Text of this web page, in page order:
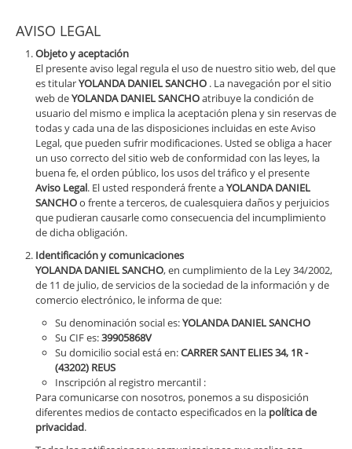
AVISO LEGAL
Objeto y aceptación
El presente aviso legal regula el uso de nuestro sitio web, del que
es titularYOLANDA DANIEL SANCHO . La navegación por el sitio
web deYOLANDA DANIEL SANCHOatribuye la condición de
usuario del mismo e implica la aceptación plena y sin reservas de
todas y cada una de las disposiciones incluidas en este Aviso
Legal, que pueden sufrir modificaciones. Usted se obliga a hacer
un uso correcto del sitio web de conformidad con las leyes, la
buena fe, el orden público, los usos del tráfico y el presente
Aviso Legal. El usted responderá frente aYOLANDA DANIEL
SANCHOo frente a terceros, de cualesquiera daños y perjuicios
que pudieran causarle como consecuencia del incumplimiento
de dicha obligación.
Identificación y comunicaciones
YOLANDA DANIEL SANCHO, en cumplimiento de la Ley 34/2002,
de 11 de julio, de servicios de la sociedad de la información y de
comercio electrónico, le informa de que:
Su denominación social es:YOLANDA DANIEL SANCHO
Su CIF es:39905868V
Su domicilio social está en:CARRER SANT ELIES 34, 1R -
(43202) REUS
Inscripción al registro mercantil :
Para comunicarse con nosotros, ponemos a su disposición
diferentes medios de contacto especificados en la política de
privacidad.